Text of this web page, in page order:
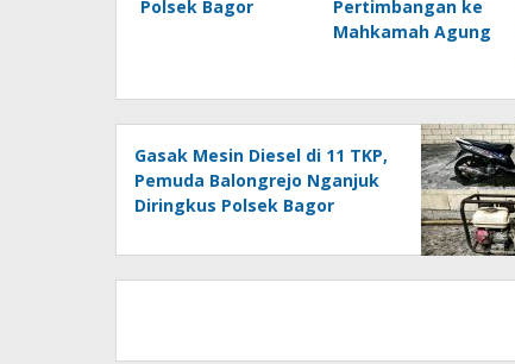
Polsek Bagor
Pertimbangan ke
Mahkamah Agung
Gasak Mesin Diesel di 11 TKP,
Pemuda Balongrejo Nganjuk
Diringkus Polsek Bagor